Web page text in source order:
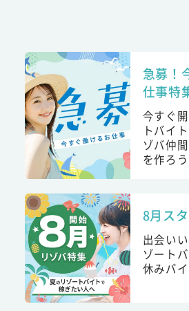
急募！
仕事特
今すぐ
トバイ
ゾバ仲
を作ろう
8月ス
出会い
ゾート
休みバ